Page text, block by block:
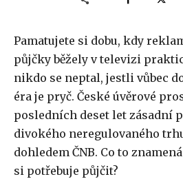
Pamatujete si dobu, kdy
půjčky běžely v televizi
nikdo se neptal, jestli vůbec
éra je pryč. České úvěrové
posledních deset let zásadní
divokého neregulovaného
dohledem ČNB. Co to
si potřebuje půjčit?